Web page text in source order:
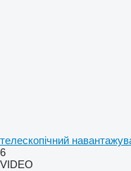
телескопічний
6
VIDEO